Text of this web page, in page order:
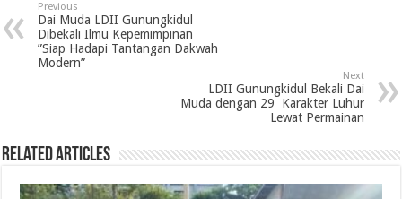
Previous
Dai Muda LDII Gunungkidul
Dibekali Ilmu Kepemimpinan
”Siap Hadapi Tantangan Dakwah
Modern”
Next
LDII Gunungkidul Bekali Dai
Muda dengan 29 Karakter Luhur
Lewat Permainan
Related Articles